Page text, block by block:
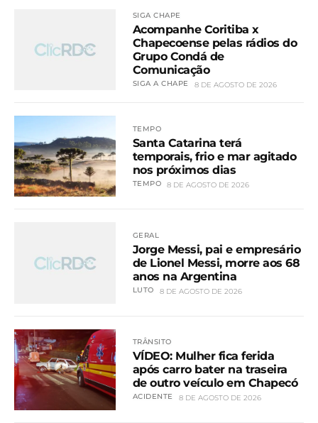
SIGA CHAPE
Acompanhe Coritiba x
Chapecoense pelas rádios do
Grupo Condá de
Comunicação
SIGA A CHAPE 8 DE AGOSTO DE 2026
TEMPO
Santa Catarina terá
temporais, frio e mar agitado
nos próximos dias
TEMPO 8 DE AGOSTO DE 2026
GERAL
Jorge Messi, pai e empresário
de Lionel Messi, morre aos 68
anos na Argentina
LUTO 8 DE AGOSTO DE 2026
TRÂNSITO
VÍDEO: Mulher fica ferida
após carro bater na traseira
de outro veículo em Chapecó
ACIDENTE 8 DE AGOSTO DE 2026